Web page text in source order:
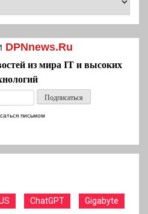
DPNnews.Ru
из мира IT и высоких
письмом
ChatGPT Gigabyte